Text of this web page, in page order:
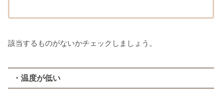
該当するものがないかチェックしましょう。
・温度が低い